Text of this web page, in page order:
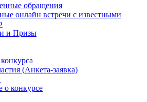
обращения
онлайн встречи с известными
и Призы
(Анкета-заявка)
о конкурсе